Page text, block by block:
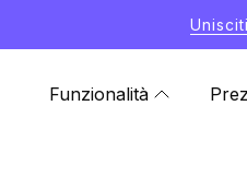
Funzionalità